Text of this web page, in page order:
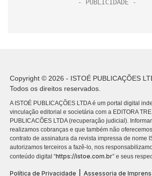
Copyright © 2026 - ISTOÉ PUBLICAÇÕES
Todos os direitos reservados.
A ISTOÉ PUBLICAÇÕES LTDA é um portal digital
vinculação editorial e societária com a EDITORA
PUBLICACÕES LTDA (recuperação judicial).
realizamos cobranças e que também não
contrato de assinatura da revista impressa de nome
autorizamos terceiros a fazê-lo, nos
conteúdo digital “https://istoe.com.br” e seus
Política de Privacidade Assessoria de